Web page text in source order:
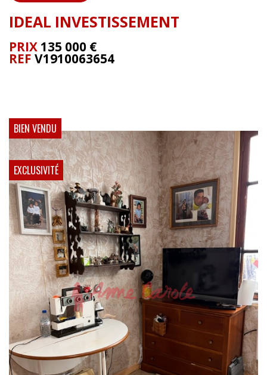
IDEAL INVESTISSEMENT
PRIX 135 000 €
REF V1910063654
BIEN VENDU
EXCLUSIVITÉ